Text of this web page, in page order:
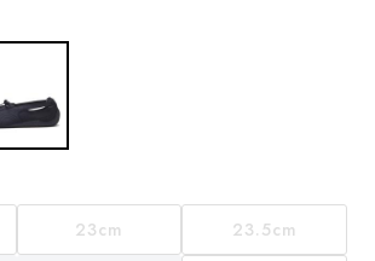
23cm 23.5cm